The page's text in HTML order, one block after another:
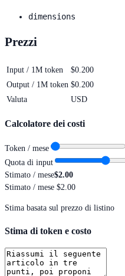
dimensions
Prezzi
Input / 1M token
$0.200
Output / 1M token $0.200
Valuta
USD
Calcolatore dei costi
Token / mese
Quota di input
Stimato / mese$2.00
Stimato / mese $2.00
Stima basata sul prezzo di listino
Stima di token e costo